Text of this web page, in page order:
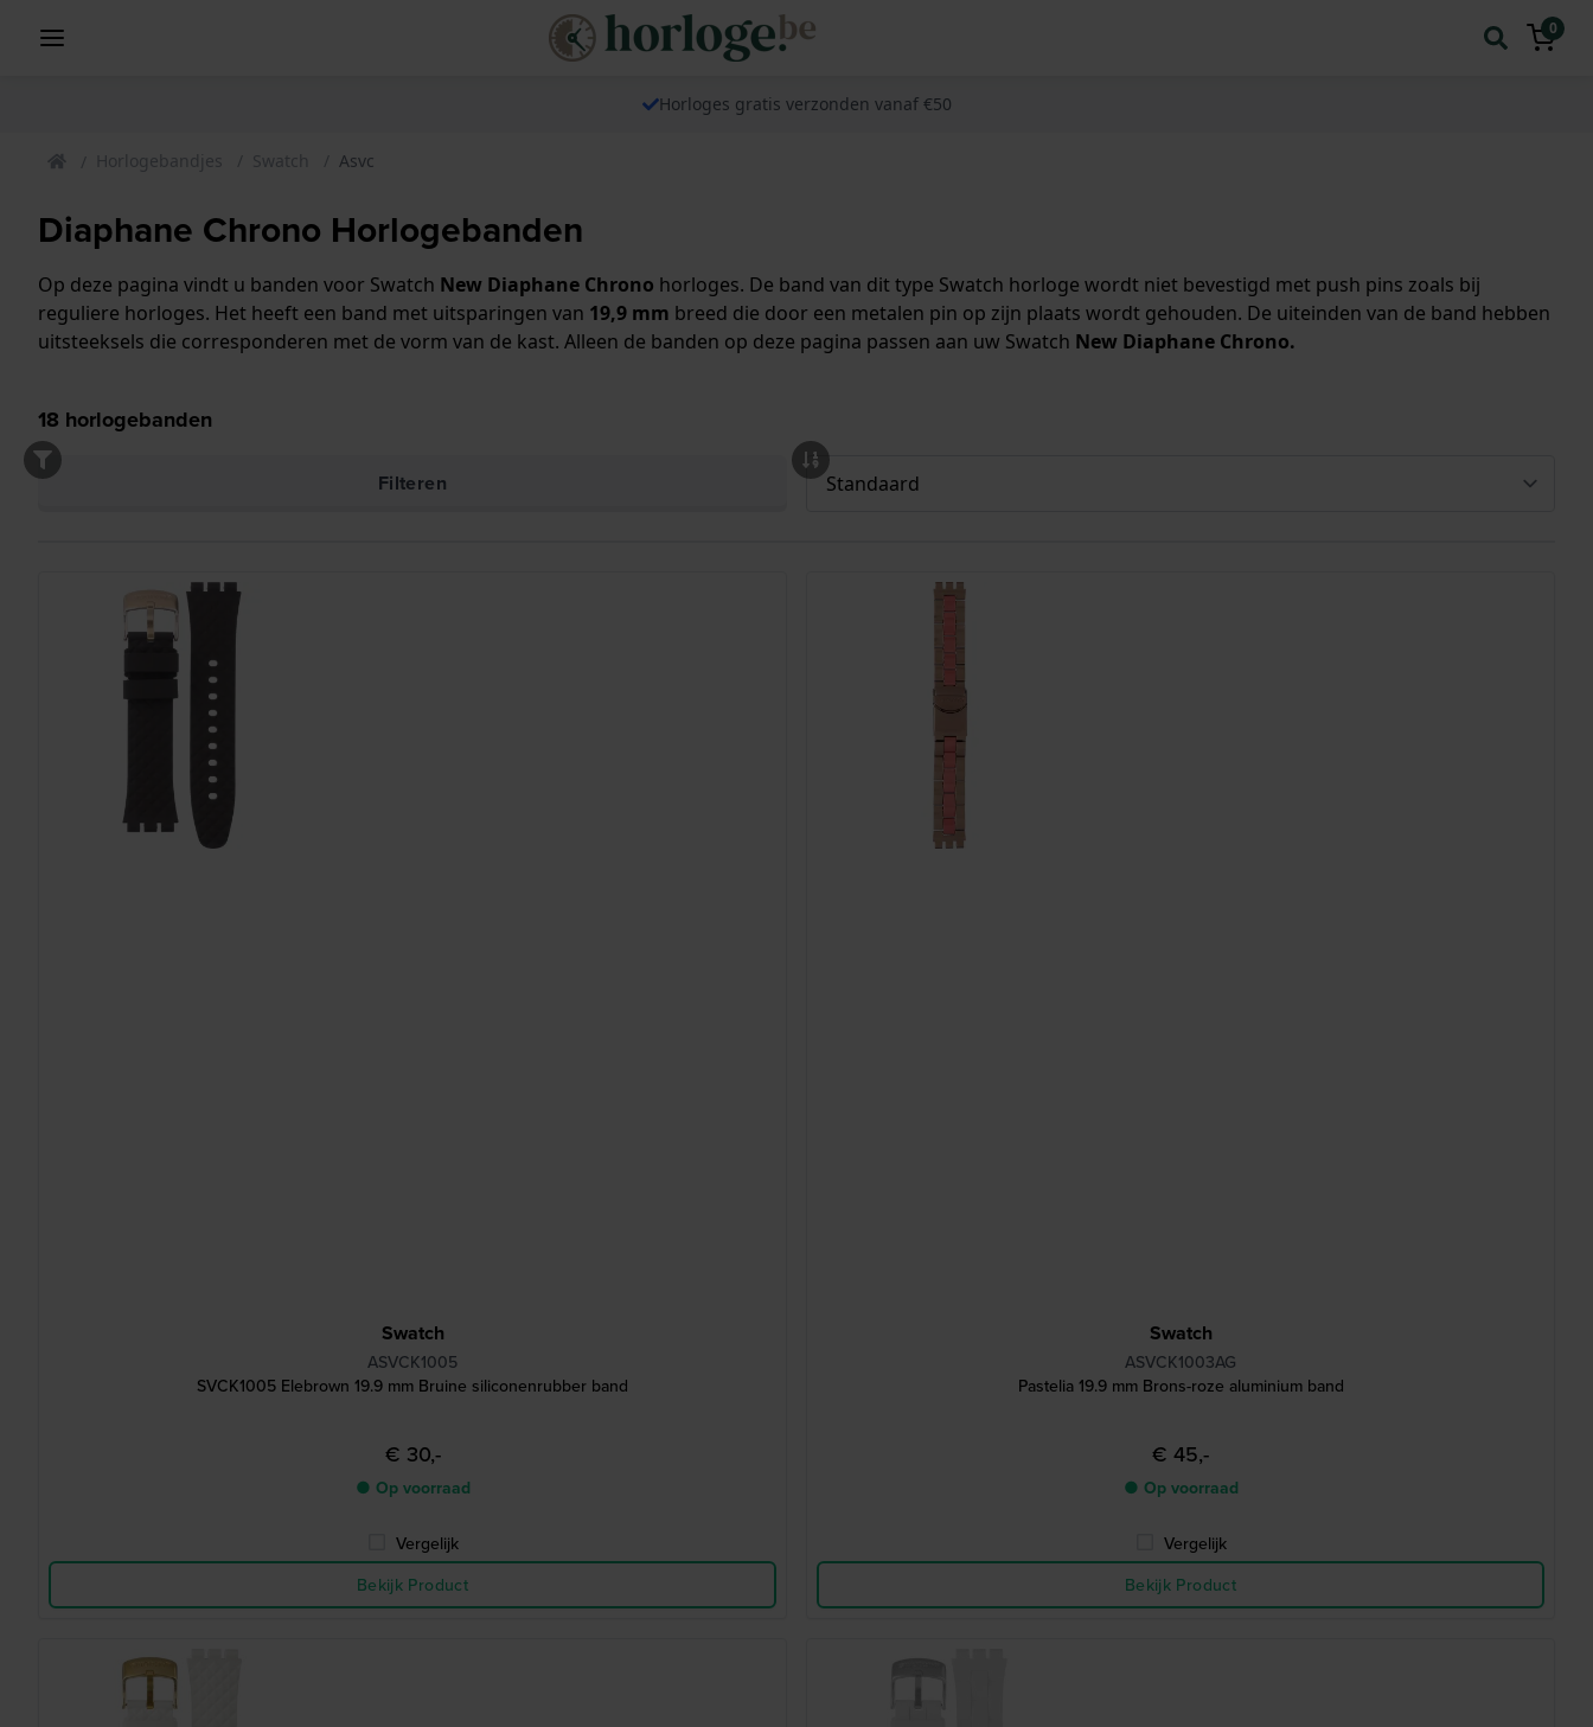
0
Horloges gratis verzonden vanaf €50
Horlogebandjes Swatch Asvc
Diaphane Chrono Horlogebanden
Op deze pagina vindt u banden voor Swatch New Diaphane Chrono horloges. De band van dit type Swatch horloge wordt niet bevestigd met push pins zoals bij
reguliere horloges. Het heeft een band met uitsparingen van 19,9 mm breed die door een metalen pin op zijn plaats wordt gehouden. De uiteinden van de band hebben
uitsteeksels die corresponderen met de vorm van de kast. Alleen de banden op deze pagina passen aan uw Swatch New Diaphane Chrono.
18 horlogebanden
Filteren
Swatch
ASVCK1005
SVCK1005 Elebrown 19.9 mm Bruine siliconenrubber band
€ 30,-
● Op voorraad
Vergelijk
Bekijk Product
Swatch
ASVCK1003AG
Pastelia 19.9 mm Brons-roze aluminium band
€ 45,-
● Op voorraad
Vergelijk
Bekijk Product